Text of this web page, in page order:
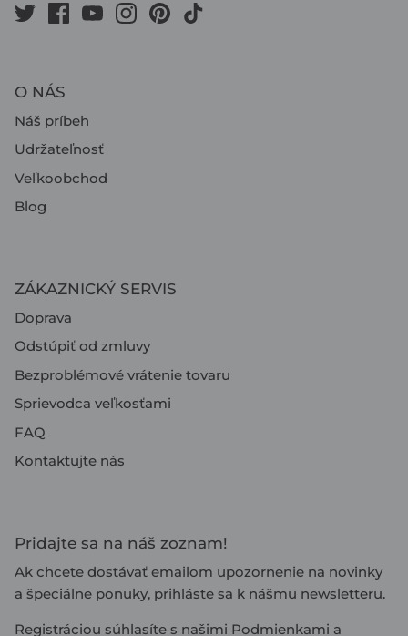
O NÁS
Náš príbeh
Udržateľnosť
Veľkoobchod
Blog
ZÁKAZNICKÝ SERVIS
Doprava
Odstúpiť od zmluvy
Bezproblémové vrátenie tovaru
Sprievodca veľkosťami
FAQ
Kontaktujte nás
Pridajte sa na náš zoznam!
Ak chcete dostávať emailom upozornenie na novinky
a špeciálne ponuky, prihláste sa k nášmu newsletteru.
Registráciou súhlasíte s našimi Podmienkami a